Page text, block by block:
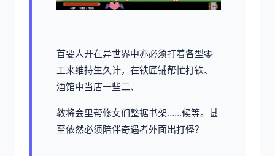
首要人开在异世界中亦必须打着各型零
工来维持生久计，在铁匠铺帮忙打铁、
酒馆中当店一些二、
教将会里帮修女们整据书架……候等。甚
至依然必须陪伴奇遇者外面出打怪？